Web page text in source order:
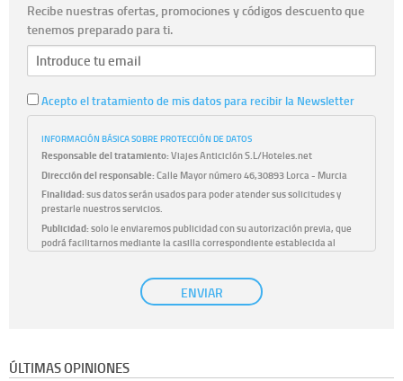
Recibe nuestras ofertas, promociones y códigos descuento que
tenemos preparado para ti.
Acepto el tratamiento de mis datos para recibir la Newsletter
INFORMACIÓN BÁSICA SOBRE PROTECCIÓN DE DATOS
Responsable del tratamiento:Viajes Anticiclón S.L/Hoteles.net
Dirección del responsable:Calle Mayor número 46,30893 Lorca - Murcia
Finalidad:sus datos serán usados para poder atender sus solicitudes y
prestarle nuestros servicios.
Publicidad:solo le enviaremos publicidad con su autorización previa, que
podrá facilitarnos mediante la casilla correspondiente establecida al
únicamente trataremos sus datos con su consentimiento
previo, que podrá facilitarnos mediante la casilla correspondiente
Derechos:tiene derecho a saber qué información tenemos sobre usted,
ENVIAR
ÚLTIMAS OPINIONES